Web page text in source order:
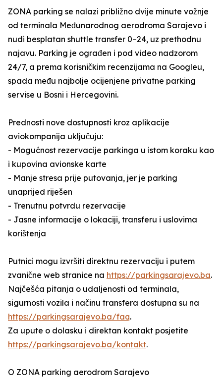
ZONA parking se nalazi približno dvije minute vožnje
od terminala Međunarodnog aerodroma Sarajevo i
nudi besplatan shuttle transfer 0–24, uz prethodnu
najavu. Parking je ograđen i pod video nadzorom
24/7, a prema korisničkim recenzijama na Googleu,
spada među najbolje ocijenjene privatne parking
servise u Bosni i Hercegovini.
Prednosti nove dostupnosti kroz aplikacije
aviokompanija uključuju:
- Mogućnost rezervacije parkinga u istom koraku kao
i kupovina avionske karte
- Manje stresa prije putovanja, jer je parking
unaprijed riješen
- Trenutnu potvrdu rezervacije
- Jasne informacije o lokaciji, transferu i uslovima
korištenja
Putnici mogu izvršiti direktnu rezervaciju i putem
zvanične web stranice na https://parkingsarajevo.ba.
Najčešća pitanja o udaljenosti od terminala,
sigurnosti vozila i načinu transfera dostupna su na
https://parkingsarajevo.ba/faq.
Za upute o dolasku i direktan kontakt posjetite
https://parkingsarajevo.ba/kontakt.
O ZONA parking aerodrom Sarajevo